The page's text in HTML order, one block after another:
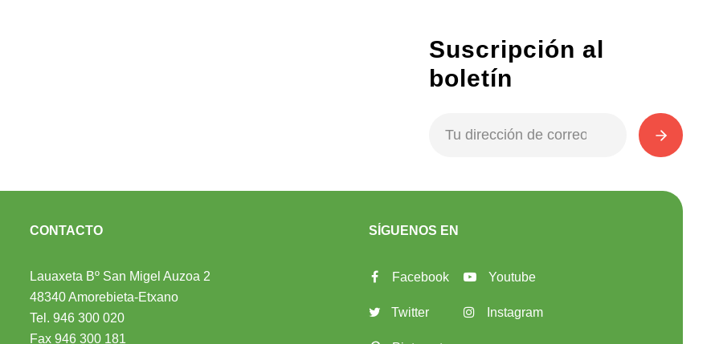
Suscripción al
boletín
CONTACTO
Lauaxeta Bº San Migel Auzoa 2
48340 Amorebieta-Etxano
Tel.946 300 020
Fax 946 300 181
SÍGUENOS EN
Facebook
Twitter
Youtube
Instagram